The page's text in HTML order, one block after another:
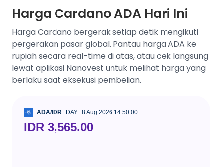
Harga Cardano ADA Hari Ini
Harga Cardano bergerak setiap detik mengikuti
pergerakan pasar global. Pantau harga ADA ke
rupiah secara real-time di atas, atau cek langsung
lewat aplikasi Nanovest untuk melihat harga yang
berlaku saat eksekusi pembelian.
ADA/IDR DAY 8 Aug 2026 14:50:00
IDR 3,565.00